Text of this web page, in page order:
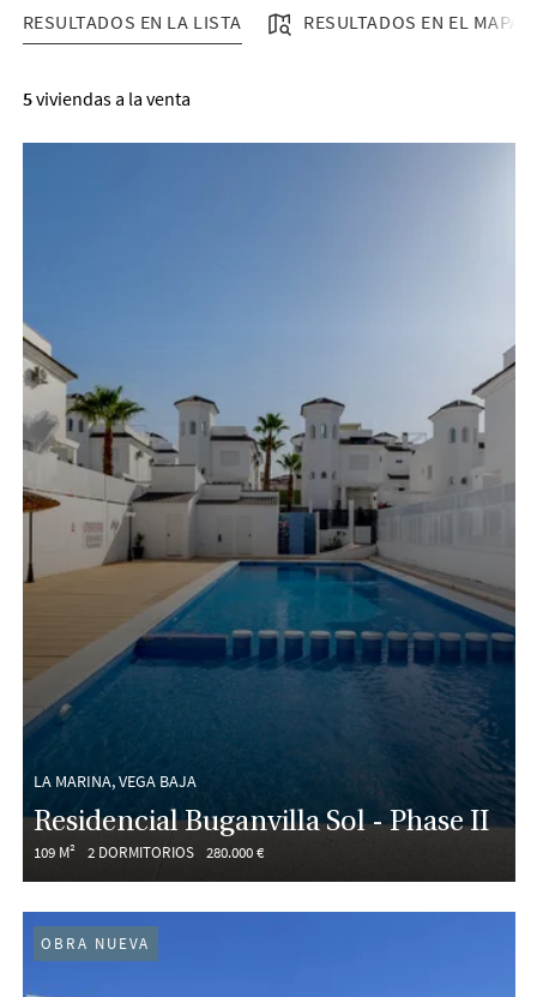
RESULTADOS EN LA LISTA RESULTADOS EN EL MAPA
5viviendas a la venta
LA MARINA, VEGA BAJA
Residencial Buganvilla Sol - Phase II
109 M² 2 DORMITORIOS 280.000 €
OBRA NUEVA